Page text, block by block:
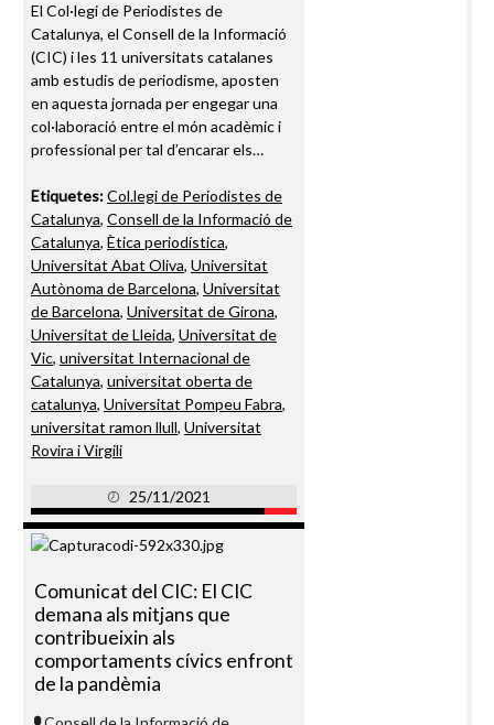
El Col·legi de Periodistes de
Catalunya, el Consell de la Informació
(CIC) i les 11 universitats catalanes
amb estudis de periodisme, aposten
en aquesta jornada per engegar una
col·laboració entre el món acadèmic i
professional per tal d’encarar els…
Etiquetes:Col.legi de Periodistes de
Catalunya, Consell de la Informació de
Catalunya, Ètica periodística,
Universitat Abat Oliva, Universitat
Autònoma de Barcelona, Universitat
de Barcelona, Universitat de Girona,
Universitat de Lleida, Universitat de
Vic, universitat Internacional de
Catalunya, universitat oberta de
catalunya, Universitat Pompeu Fabra,
universitat ramon llull, Universitat
Rovira i Virgili
25/11/2021
Comunicat del CIC: El CIC
demana als mitjans que
contribueixin als
comportaments cívics enfront
de la pandèmia